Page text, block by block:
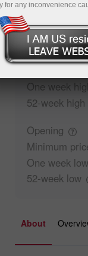
Closing
One week
52-week high
Opening
Minimum
One week low
52-week low
About
for any inconvenience